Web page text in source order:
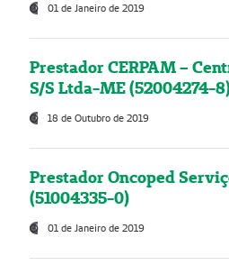
01 de Janeiro de 2019
Prestador CERPAM –
S/S Ltda-ME (52004274-
18 de Outubro de 2019
Prestador Oncoped
(51004335-0)
01 de Janeiro de 2019